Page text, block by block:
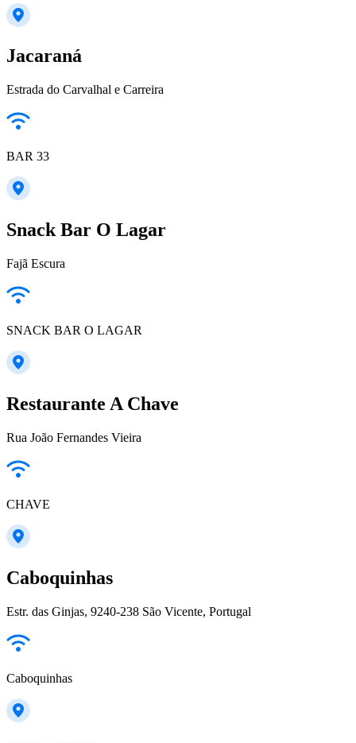
Jacaraná
Estrada do Carvalhal e Carreira
BAR 33
Snack Bar O Lagar
Fajã Escura
SNACK BAR O LAGAR
Restaurante A Chave
Rua João Fernandes Vieira
CHAVE
Caboquinhas
Estr. das Ginjas, 9240-238 São Vicente, Portugal
Caboquinhas